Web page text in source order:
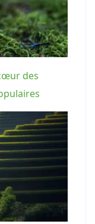
des